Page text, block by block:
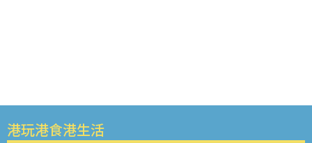
港玩港食港生活